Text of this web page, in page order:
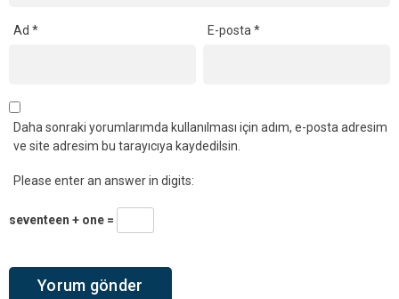
Ad * E-posta*
Daha sonraki yorumlarımda kullanılması için adım, e-posta adresim
ve site adresim bu tarayıcıya kaydedilsin.
Please enter an answer in digits:
seventeen + one =